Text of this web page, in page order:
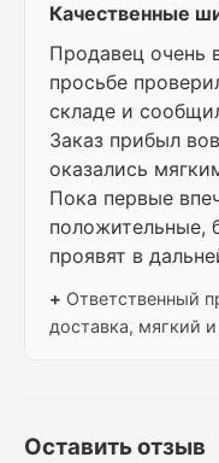
Качественные
Продавец очень
просьбе
складе и
Заказ прибыл
оказались
Пока первые
положительные,
проявят в
+ Ответственный
доставка, мягкий
Оставить отзыв